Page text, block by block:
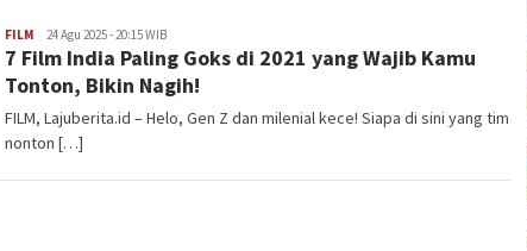
FILM Lajuberita.id
24 Agu 2025 - 20:15 WIB
7 Film India Paling Goks di 2021 yang Wajib Kamu
Tonton, Bikin Nagih!
FILM, Lajuberita.id – Helo, Gen Z dan milenial kece! Siapa di sini yang tim
nonton […]